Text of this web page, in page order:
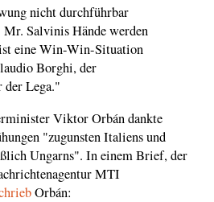
nicht durchführbar
Salvinis Hände werden
eine Win-Win-Situation
Borghi, der
Lega."
Viktor Orbán dankte
"zugunsten Italiens und
Ungarns". In einem Brief, der
MTI
Orbán: